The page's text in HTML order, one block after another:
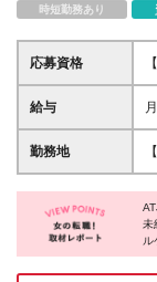
時短勤務あり
応募資格
☆
給与
★
方
勤務地
事
ヶ谷
未
ル
の
で